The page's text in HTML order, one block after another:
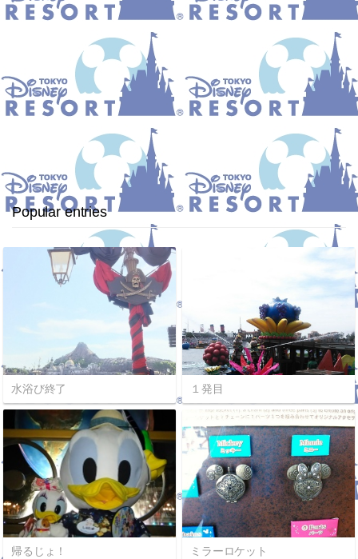
Popular entries
水浴び終了 １発目
帰るじょ！ ミラーロケット